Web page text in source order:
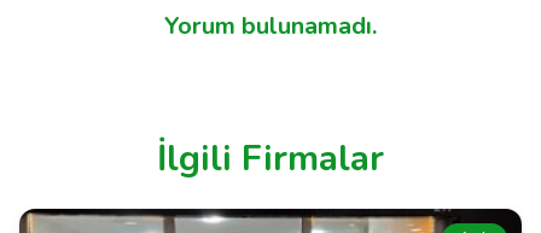
Yorum bulunamadı.
İlgili Firmalar